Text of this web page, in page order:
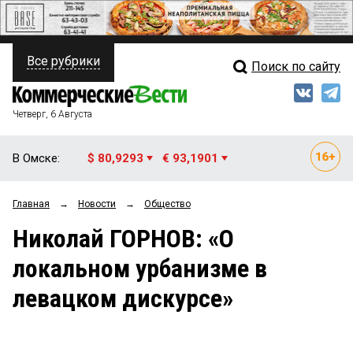
ПОЛИТИКА
ФИНАНСЫ
ОБЩЕСТВО
ЗАКОН
НОВОСТИ КОМПАНИЙ
Свежий выпуск
Рейтинги
Блоги
Архив
Все рубрики Поиск по сайту
Четверг, 6 Августа
В Омске: $ 80,9293 € 93,1901
Главная → Новости → Общество
Николай ГОРНОВ: «О
локальном урбанизме в
левацком дискурсе»